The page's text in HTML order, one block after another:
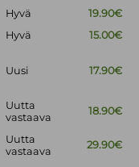
Hyvä
19.90€
Hyvä
15.00€
Uusi 17.90€
Uutta
vastaava
18.90€
Uutta
vastaava
29.90€